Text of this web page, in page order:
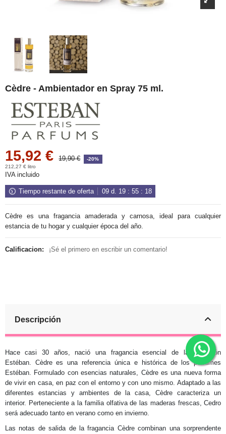
Cèdre - Ambientador en Spray 75 ml.
15,92 € 19,90 €
-20%
212,27 € litro
IVA incluido
Tiempo restante de oferta 09d. 19: 55: 17
Cèdre es una fragancia amaderada y carnosa, ideal para cualquier
estancia de tu hogar y cualquier época del año.
Calificacion: ¡Sé el primero en escribir un comentario!
Descripción
Hace casi 30 años, nació una fragancia esencial de la colección
Estéban. Cèdre es una referencia única e histórica de los perfumes
Estéban. Formulado con esencias naturales, Cèdre es una nueva forma
de vivir en casa, en paz con el entorno y con uno mismo. Adaptado a las
diferentes estancias y ambientes de la casa, Cèdre caracteriza un
interior. Perteneciente a la familia olfativa de las maderas frescas, Cedro
será adecuado tanto en verano como en invierno.
Las notas de salida de la fragancia Cèdre combinan una sorprendente